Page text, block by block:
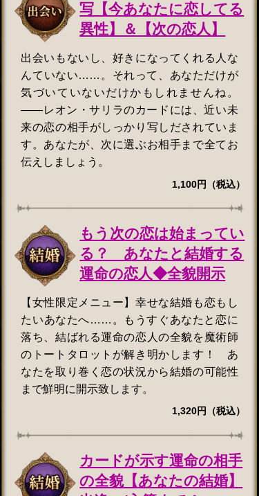
写【今あなたに恋してる
異性】＆【次の恋人】
出会いもないし、好きになってくれる人な
んていない……。それって、あなただけが
気づいていないだけかもしれませんね。
——レオン・サリラのカードには、近い未
来の恋の相手がしっかり写しだされていま
す。あなたが、次に選ぶお相手まで全てお
伝えしましょう。
1,100円（税込）
もう次の恋は始まってい
る？ あなたと結婚する
運命の恋人◆全貌開示
【女性限定メニュー】幸せな結婚も恋もし
たいあなたへ……。もうすぐあなたと恋に
落ち、結ばれる運命の恋人の全貌を魔術師
のトートタロットが解き明かします！ あ
なたを取り巻く恋の状況から結婚の可能性
まで鮮明に開示致します。
1,320円（税込）
カードが示す運命の相手
の全貌【あなたの結婚】